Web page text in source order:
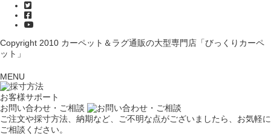
Copyright 2010 カーペット＆ラグ通販の大型専門店「びっくりカーペ
ット」
MENU
お客様サポート
お問い合わせ・ご相談
ご注文や採寸方法、納期など、ご不明な点がございましたら、お気軽に
ご相談ください。